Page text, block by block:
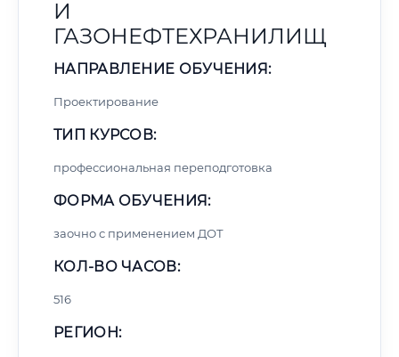
И
ГАЗОНЕФТЕХРАНИЛИЩ
НАПРАВЛЕНИЕ ОБУЧЕНИЯ:
Проектирование
ТИП КУРСОВ:
профессиональная переподготовка
ФОРМА ОБУЧЕНИЯ:
заочно с применением ДОТ
КОЛ-ВО ЧАСОВ:
516
РЕГИОН: